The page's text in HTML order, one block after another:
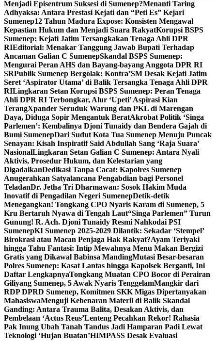
Menjadi Episentrum Suksesi di Sumenep?Menanti Taring
Adhyaksa: Antara Prestasi Kejati dan “Peti Es” Kejari
Sumenep12 Tahun Madura Expose: Konsisten Mengawal
Kepastian Hukum dan Menjadi Suara RakyatKorupsi BSPS
Sumenep: Kejati Jatim Tersangkakan Tenaga Ahli DPR
RIEditorial: Menakar Tanggung Jawab Bupati Terhadap
Ancaman Galian C SumenepSkandal BSPS Sumenep:
Mengurai Peran AHS dan Bayang-bayang Anggota DPR RI
SRPublik Sumenep Bergolak: Kontra’SM Desak Kejati Jatim
Seret ‘Aspirator Utama’ di Balik Tersangka Tenaga Ahli DPR
RILingkaran Setan Korupsi BSPS Sumenep: Peran Tenaga
Ahli DPR RI Terbongkar, Alur ‘Upeti’ Aspirasi Kian
TerangXpander Seruduk Warung dan PKL di Marengan
Daya, Diduga Sopir Mengantuk BeratAkrobat Politik ‘Singa
Parlemen’: Kembalinya Djoni Tunaidy dan Bendera Gajah di
Bumi SumenepDari Sudut Kota Tua Sumenep Menuju Puncak
Senayan: Kisah Inspiratif Said Abdullah Sang ‘Raja Suara’
NasionalLingkaran Setan Galian C Sumenep: Antara Nyali
Aktivis, Prosedur Hukum, dan Kelestarian yang
DigadaikanDedikasi Tanpa Cacat: Kapolres Sumenep
Anugerahkan Satyalancana Pengabdian bagi Personel
TeladanDr. Jetha Tri Dharmawan: Sosok Hakim Muda
Inovatif di Pengadilan Negeri SumenepDetik-detik
Menegangkan! Tongkang CPO Nyaris Karam di Sumenep, 5
Kru Bertaruh Nyawa di Tengah Laut“Singa Parlemen” Turun
Gunung! R. Ach. Djoni Tunaidy Resmi Nahkodai PSI
SumenepKI Sumenep 2025-2029 Dilantik: Sekadar ‘Stempel’
Birokrasi atau Macan Penjaga Hak Rakyat?Ayam Teriyaki
hingga Tahu Fantasi: Intip Mewahnya Menu Makan Bergizi
Gratis yang Dikawal Babinsa MandingMutasi Besar-besaran
Polres Sumenep: Kasat Lantas hingga Kapolsek Berganti, Ini
Daftar LengkapnyaTongkang Muatan CPO Bocor di Perairan
Giliyang Sumenep, 5 Awak Nyaris TenggelamMangkir dari
RDP DPRD Sumenep, Komitmen SKK Migas Dipertanyakan
MahasiswaMenguji Kebenaran Materil di Balik Skandal
Ganding: Antara Trauma Balita, Desakan Aktivis, dan
Pembelaan ‘Actus Reus’Lenteng Pecahkan Rekor! Rahasia
Pak Inung Ubah Tanah Tandus Jadi Hamparan Padi Lewat
Teknologi ‘Hujan Buatan’HIMPASS Desak Evaluasi